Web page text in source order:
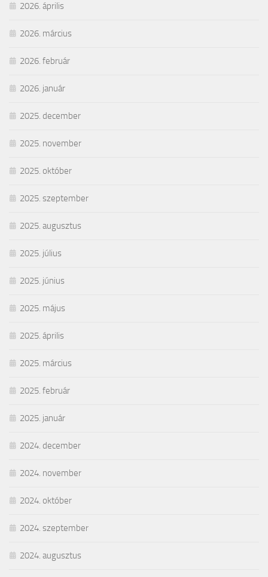
2026. április
2026. március
2026. február
2026. január
2025. december
2025. november
2025. október
2025. szeptember
2025. augusztus
2025. július
2025. június
2025. május
2025. április
2025. március
2025. február
2025. január
2024. december
2024. november
2024. október
2024. szeptember
2024. augusztus